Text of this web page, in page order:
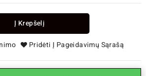
Į Krepšelį
Pridėti Į Pageidavimų Sąrašą